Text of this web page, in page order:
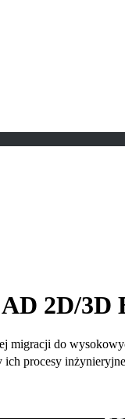
2D/3D
migracji do
ich procesy